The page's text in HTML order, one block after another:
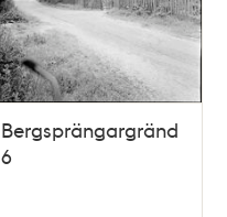
Bergsprängargränd
6